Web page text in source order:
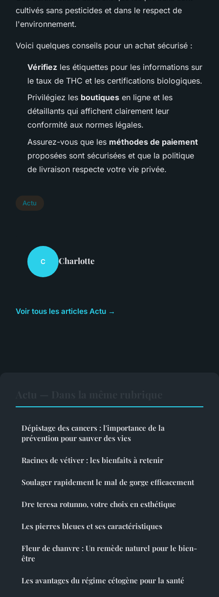
cultivés sans pesticides et dans le respect de
l'environnement.
Voici quelques conseils pour un achat sécurisé :
Vérifiez les étiquettes pour les informations sur
le taux de THC et les certifications biologiques.
Privilégiez les boutiques en ligne et les
détaillants qui affichent clairement leur
conformité aux normes légales.
Assurez-vous que les méthodes de paiement
proposées sont sécurisées et que la politique
de livraison respecte votre vie privée.
Actu
C Charlotte
Voir tous les articles Actu →
Dépistage des cancers : l'importance de la
prévention pour sauver des vies
Racines de vétiver : les bienfaits à retenir
Soulager rapidement le mal de gorge efficacement
Dre teresa rotunno, votre choix en esthétique
Les pierres bleues et ses caractéristiques
Fleur de chanvre : Un remède naturel pour le bien-
être
Les avantages du régime cétogène pour la santé